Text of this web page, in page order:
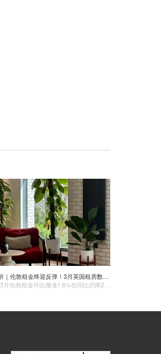
报告分析｜伦敦租金终迎反弹！3月英国租房数据出炉，只是伦敦还未摆脱“吊车尾”...